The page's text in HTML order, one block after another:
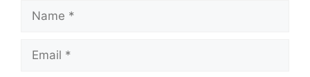
Name
Email